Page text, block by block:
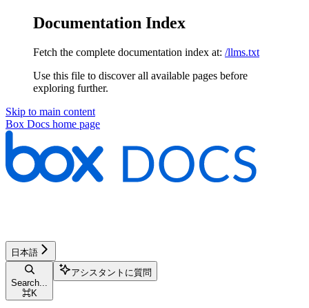
Documentation Index
Fetch the complete documentation index at: /llms.txt
Use this file to discover all available pages before
exploring further.
Skip to main content
Box Docs home page
日本語
Search...
⌘K
アシスタントに質問